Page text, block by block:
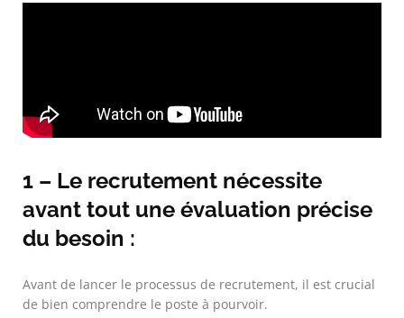
1 – Le recrutement nécessite
avant tout une évaluation précise
du besoin :
Avant de lancer le processus de recrutement, il est crucial
de bien comprendre le poste à pourvoir.